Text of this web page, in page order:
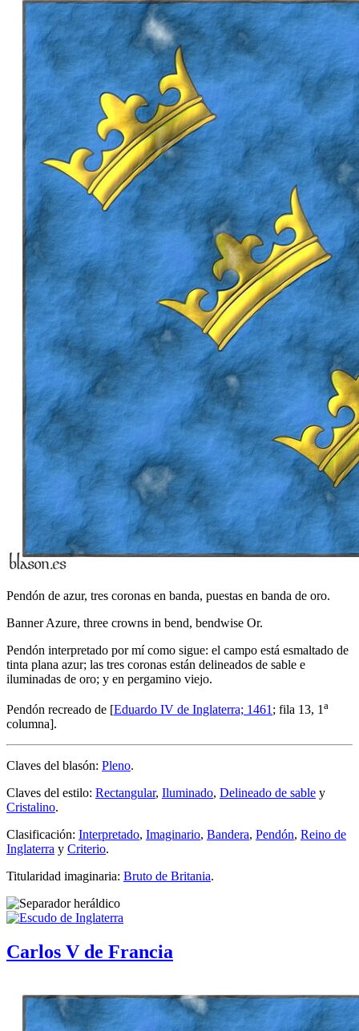
Pendón de azur, tres coronas en banda, puestas en banda de oro.
Banner Azure, three crowns in bend, bendwise Or.
Pendón interpretado por mí como sigue: el campo está esmaltado de
tinta plana azur; las tres coronas están delineados de sable e
iluminadas de oro; y en pergamino viejo.
Pendón recreado de [Eduardo IV de Inglaterra; 1461 ; fila 13, 1 a
columna].
Claves del blasón: Pleno.
Claves del estilo: Rectangular, Iluminado, Delineado de sable y
Cristalino.
Clasificación: Interpretado, Imaginario, Bandera, Pendón, Reino de
Inglaterra y Criterio.
Titularidad imaginaria: Bruto de Britania.
Carlos V de Francia